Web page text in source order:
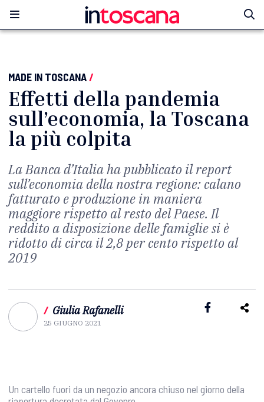
MADE IN TOSCANA/
Effetti della pandemia
sull’economia, la Toscana
la più colpita
La Banca d’Italia ha pubblicato il report
sull’economia della nostra regione: calano
fatturato e produzione in maniera
maggiore rispetto al resto del Paese. Il
reddito a disposizione delle famiglie si è
ridotto di circa il 2,8 per cento rispetto al
2019
/ Giulia Rafanelli
25 GIUGNO 2021
Un cartello fuori da un negozio ancora chiuso nel giorno della